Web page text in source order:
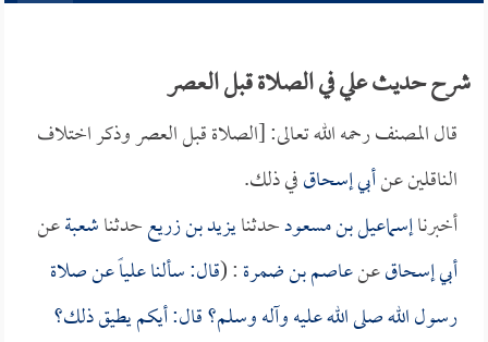
شرح حديث علي في الصلاة قبل العصر
قال المصنف رحمه الله تعالى: [الصلاة قبل العصر وذكر اختلاف
الناقلين عنأبي إسحاقفي ذلك.
أخبرناإسماعيل بن مسعودحدثنايزيد بن زريعحدثناشعبةعن
أبي إسحاقعنعاصم بن ضمرة: (قال: سألناعلياًعن صلاة
رسول الله صلى الله عليه وآله وسلم؟ قال: أيكم يطيق ذلك؟